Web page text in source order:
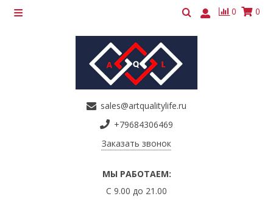
0 0
МЫ РАБОТАЕМ:
С 9.00 до 21.00
sales@artqualitylife.ru
+79684306469
Заказать звонок